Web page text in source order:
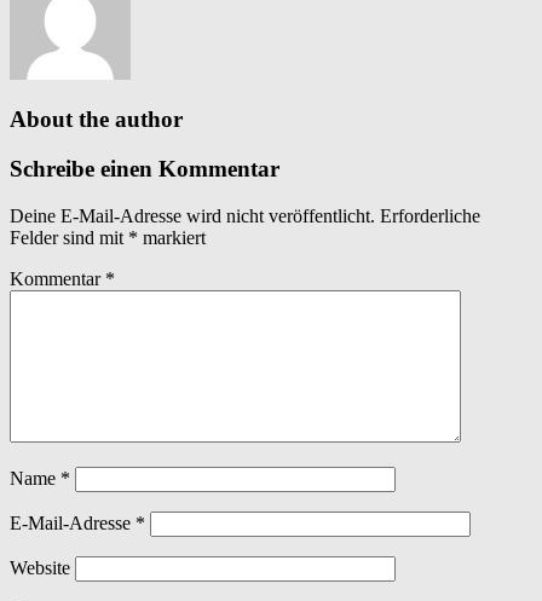
About the author
Schreibe einen Kommentar
Deine E-Mail-Adresse wird nicht veröffentlicht. Erforderliche
Felder sind mit * markiert
Kommentar *
Name *
E-Mail-Adresse *
Website